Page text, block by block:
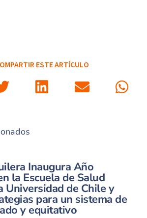
ESTE ARTÍCULO
Inaugura Año
la Escuela de Salud
Universidad de Chile y
para un sistema de
y equitativo